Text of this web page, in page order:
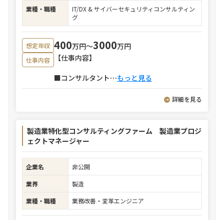
業種・職種
IT/DX & サイバーセキュリティコンサルティン
グ
想定年収 400万円〜3000万円
仕事内容
【仕事内容】
■コンサルタント⋯もっと見る
詳細を見る
製造業特化型コンサルティングファーム 製造業プロジ
ェクトマネージャー
企業名
非公開
業界
製造
業種・職種
業務改善・変革エンジニア